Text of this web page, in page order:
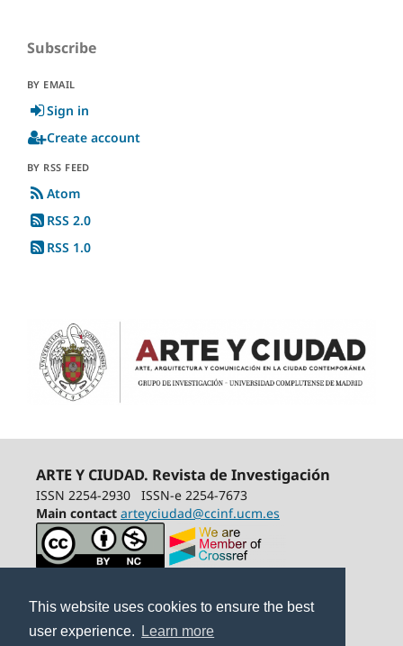
This website uses cookies to ensure the best
user experience.
Learn more
Subscribe
BY EMAIL
Sign in
Create account
BY RSS FEED
Atom
RSS 2.0
RSS 1.0
ARTE Y CIUDAD. Revista de Investigación
ISSN 2254-2930
ISSN-e 2254-7673
Main contact arteyciudad@ccinf.ucm.es